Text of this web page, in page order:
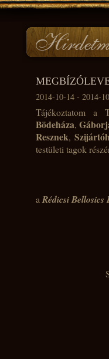
2014-10-14 - 2014-
Tájékoztatom a
Bödeháza,
Resznek,
testületi tagok
a Rédicsi Bellosics
Szép